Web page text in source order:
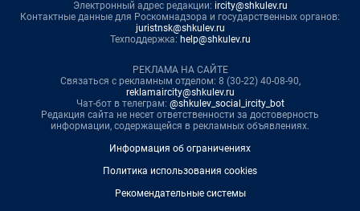
Электронный адрес редакции: ircity@shkulev.ru
Контактные данные для Роскомнадзора и государственных органов:
juristnsk@shkulev.ru
Техподдержка: help@shkulev.ru
РЕКЛАМА НА САЙТЕ
Связаться с рекламным отделом: 8 (30-22) 40-08-90,
reklamaircity@shkulev.ru
Чат-бот в телеграм: @shkulev_social_ircity_bot
Редакция сайта не несет ответственности за достоверность
информации, содержащейся в рекламных объявлениях.
Информация об ограничениях
Политика использования cookies
Рекомендательные системы